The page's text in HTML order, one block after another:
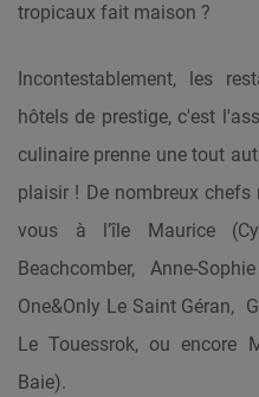
tropicaux fait maison ?
Incontestablement, les
hôtels de prestige, c'est
culinaire prenne une tout
plaisir ! De nombreux chefs
vous à l’île Maurice
Beachcomber, Anne-
One&Only Le Saint Géran,
Le Touessrok, ou encore
Baie).